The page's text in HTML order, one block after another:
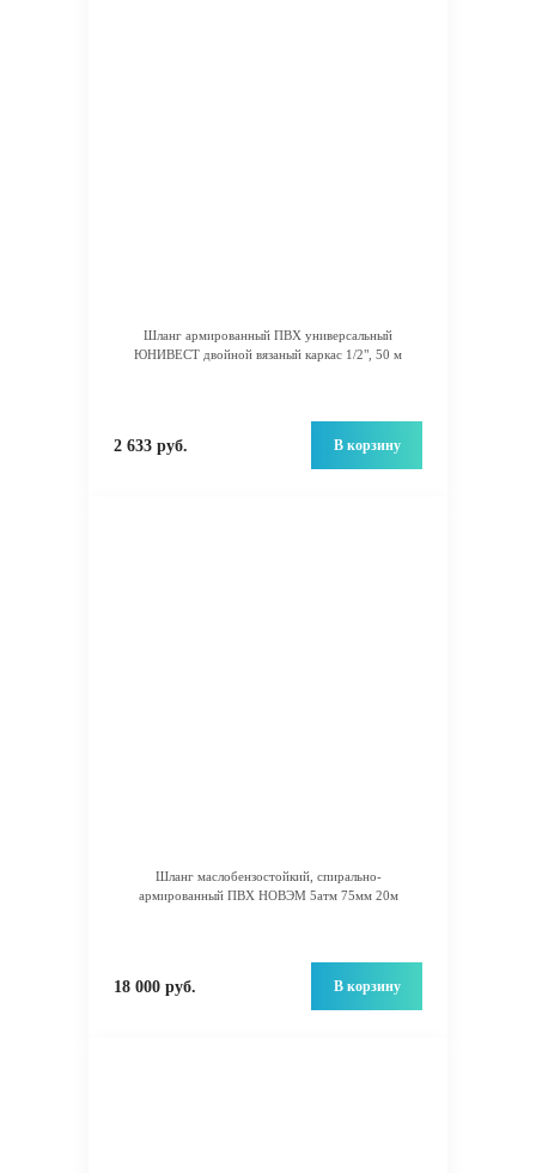
Шланг армированный ПВХ универсальный
ЮНИВЕСТ двойной вязаный каркас 1/2", 50 м
2 633 руб. В корзину
Шланг маслобензостойкий, спирально-
армированный ПВХ НОВЭМ 5атм 75мм 20м
18 000 руб. В корзину